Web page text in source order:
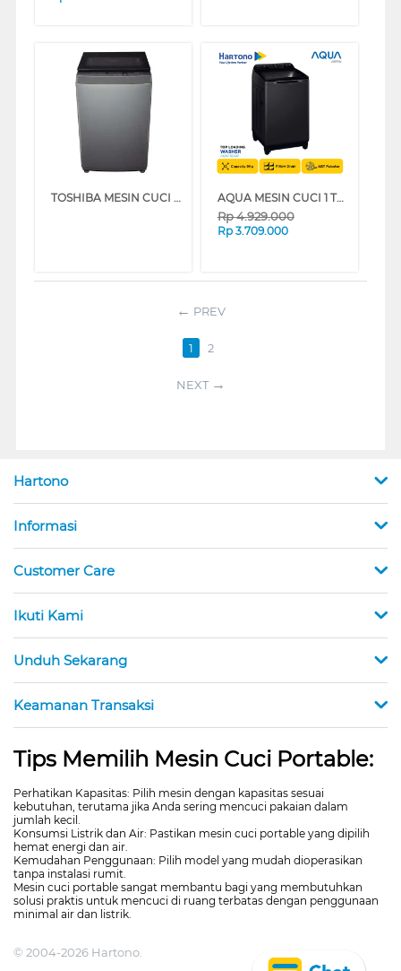
TOSHIBA MESIN CUCI 1 TABUNG TOP LOAD WASHER 9 KG AW-M1000EN(SG) AQUA MESIN CUCI 1 TABUNG TOP LOAD WASHER 9 KG AQW-920R
Rp4.929.000
Rp 3.709.000
PREV
1 2
NEXT
Hartono
Informasi
Customer Care
Ikuti Kami
Unduh Sekarang
Keamanan Transaksi
Tips Memilih Mesin Cuci Portable:
Perhatikan Kapasitas: Pilih mesin dengan kapasitas sesuai
kebutuhan, terutama jika Anda sering mencuci pakaian dalam
jumlah kecil.
Konsumsi Listrik dan Air: Pastikan mesin cuci portable yang dipilih
hemat energi dan air.
Kemudahan Penggunaan: Pilih model yang mudah dioperasikan
tanpa instalasi rumit.
Mesin cuci portable sangat membantu bagi yang membutuhkan
solusi praktis untuk mencuci di ruang terbatas dengan penggunaan
minimal air dan listrik.
© 2004-2026 Hartono.